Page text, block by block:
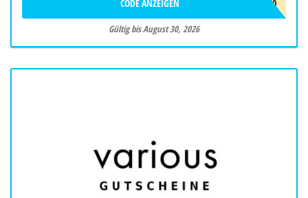
SUMMER20
CODE ANZEIGEN
Gültig bis August 30, 2026